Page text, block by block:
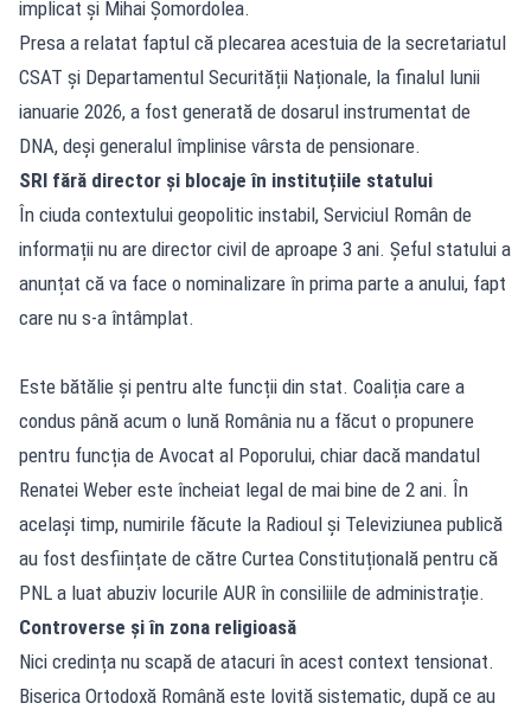
implicat și Mihai Șomordolea.
Presa a relatat faptul că plecarea acestuia de la secretariatul
CSAT și Departamentul Securității Naționale, la finalul lunii
ianuarie 2026, a fost generată de dosarul instrumentat de
DNA, deși generalul împlinise vârsta de pensionare.
SRI fără director și blocaje în instituțiile statului
În ciuda contextului geopolitic instabil, Serviciul Român de
informații nu are director civil de aproape 3 ani. Șeful statului a
anunțat că va face o nominalizare în prima parte a anului, fapt
care nu s-a întâmplat.
Este bătălie și pentru alte funcții din stat. Coaliția care a
condus până acum o lună România nu a făcut o propunere
pentru funcția de Avocat al Poporului, chiar dacă mandatul
Renatei Weber este încheiat legal de mai bine de 2 ani. În
același timp, numirile făcute la Radioul și Televiziunea publică
au fost desființate de către Curtea Constituțională pentru că
PNL a luat abuziv locurile AUR în consiliile de administrație.
Controverse și în zona religioasă
Nici credința nu scapă de atacuri în acest context tensionat.
Biserica Ortodoxă Română este lovită sistematic, după ce au